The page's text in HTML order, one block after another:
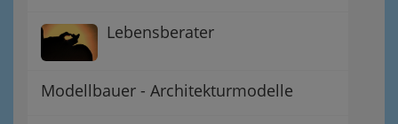
Lebensberater
Modellbauer - Architekturmodelle